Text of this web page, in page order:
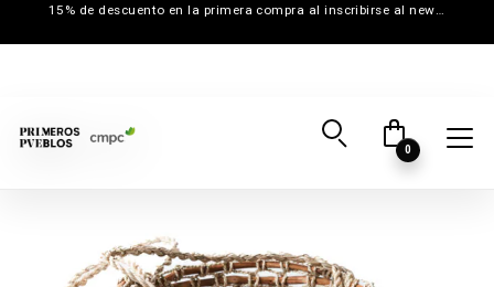
15% de descuento en la primera compra al inscribirse al newsletter
0